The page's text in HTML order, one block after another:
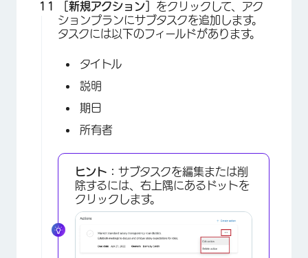
［新規アクション］ をクリックして、アク
ションプランにサブタスクを追加します。
タスクには以下のフィールドがあります。
タイトル
説明
期日
所有者
ヒント： サブタスクを編集または削
除するには、右上隅にあるドットを
クリックします。